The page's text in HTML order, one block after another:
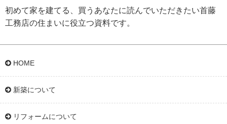
初めて家を建てる、買うあなたに読んでいただきたい首藤
工務店の住まいに役立つ資料です。
HOME
新築について
リフォームについて